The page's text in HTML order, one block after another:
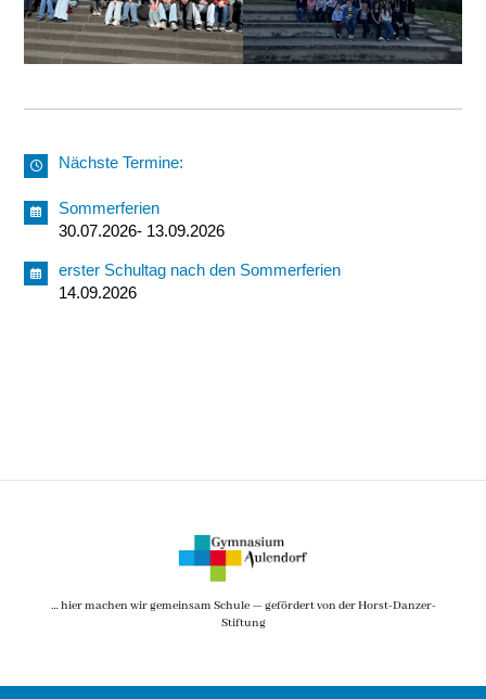
Nächste Termine:
Sommerferien
30.07.2026- 13.09.2026
erster Schultag nach den Sommerferien
14.09.2026
… hier machen wir gemeinsam Schule — gefördert von der Horst-Danzer-
Stiftung